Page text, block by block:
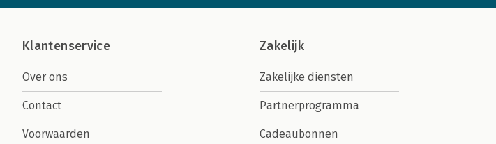
Klantenservice
Over ons
Contact
Voorwaarden
Zakelijk
Zakelijke diensten
Partnerprogramma
Cadeaubonnen